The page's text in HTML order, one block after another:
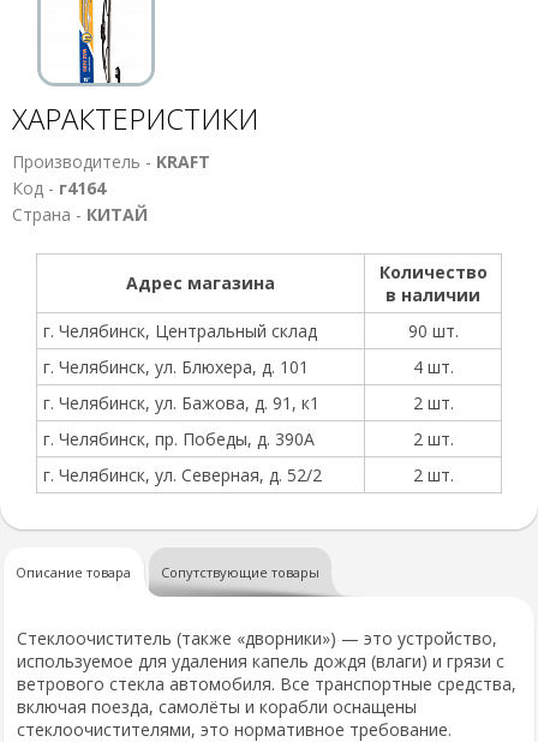
ХАРАКТЕРИСТИКИ
Производитель - KRAFT
Код - г4164
Страна - КИТАЙ
Адрес магазина
Количество
в наличии
г. Челябинск, Центральный склад
90 шт.
г. Челябинск, ул. Блюхера, д. 101
4 шт.
г. Челябинск, ул. Бажова, д. 91, к1
2 шт.
г. Челябинск, пр. Победы, д. 390А
2 шт.
г. Челябинск, ул. Северная, д. 52/2
2 шт.
Описание товара Сопутствующие товары
Стеклоочиститель (также «дворники») — это устройство,
используемое для удаления капель дождя (влаги) и грязи с
ветрового стекла автомобиля. Все транспортные средства,
включая поезда, самолёты и корабли оснащены
стеклоочистителями, это нормативное требование.